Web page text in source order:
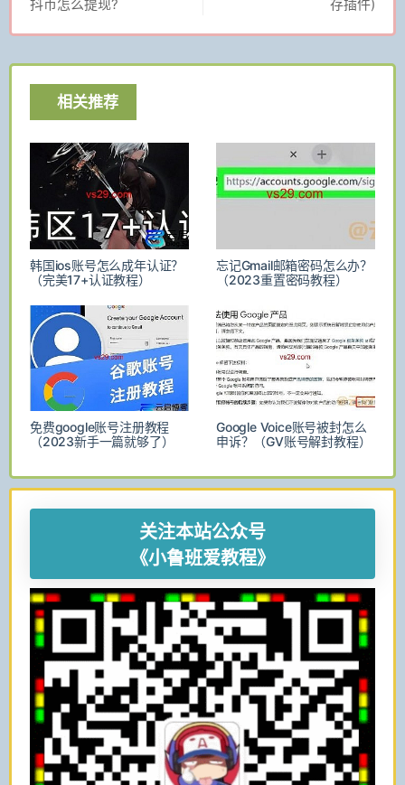
抖币怎么提现? 存插件)
相关推荐
韩国ios账号怎么成年认证？
（完美17+认证教程）
忘记Gmail邮箱密码怎么办？
（2023重置密码教程）
免费google账号注册教程
（2023新手一篇就够了）
Google Voice账号被封怎么
申诉？（GV账号解封教程）
关注本站公众号
《小鲁班爱教程》